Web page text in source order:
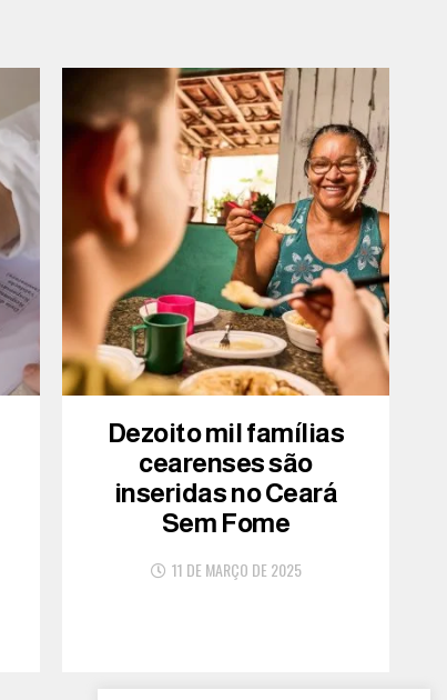
Dezoito mil famílias
cearenses são
inseridas no Ceará
Sem Fome
11 DE MARÇO DE 2025